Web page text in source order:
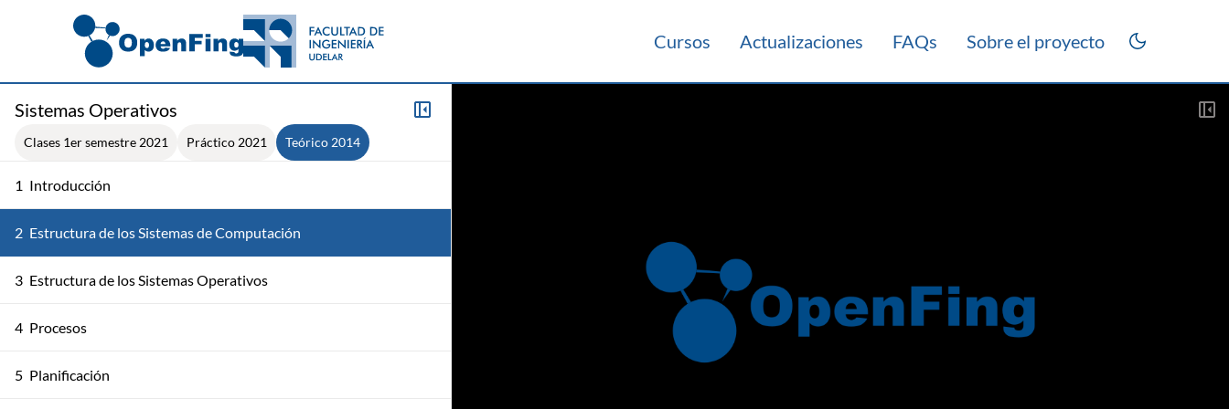
Cursos Actualizaciones FAQs Sobre el proyecto
Sistemas Operativos
Clases 1er semestre 2021 Práctico 2021 Teórico 2014
1 Introducción
2 Estructura de los Sistemas de Computación
3 Estructura de los Sistemas Operativos
4 Procesos
5 Planificación